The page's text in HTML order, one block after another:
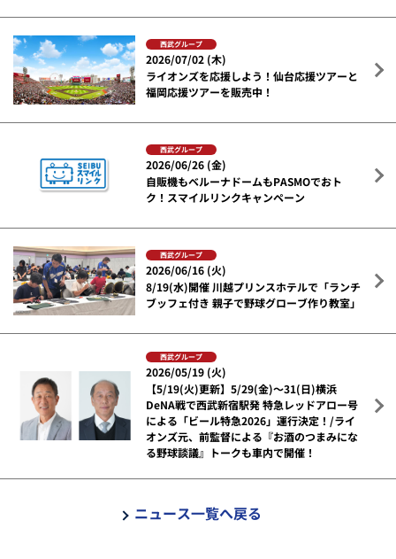
西武グループ
2026/07/02 (木)
ライオンズを応援しよう！仙台応援ツアーと
福岡応援ツアーを販売中！
西武グループ
2026/06/26 (金)
自販機もベルーナドームもPASMOでおト
ク！スマイルリンクキャンペーン
西武グループ
2026/06/16 (火)
8/19(水)開催 川越プリンスホテルで「ランチ
ブッフェ付き 親子で野球グローブ作り教室」
西武グループ
2026/05/19 (火)
【5/19(火)更新】5/29(金)～31(日)横浜
DeNA戦で西武新宿駅発 特急レッドアロー号
による「ビール特急2026」運行決定！/ライ
オンズ元、前監督による『お酒のつまみにな
る野球談議』トークも車内で開催！
ニュース一覧へ戻る